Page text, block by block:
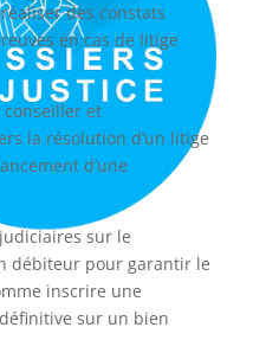
des constats
en cas de litige
conseiller et
la résolution d’un litige
d’une
sur le
débiteur pour garantir le
inscrire une
sur un bien